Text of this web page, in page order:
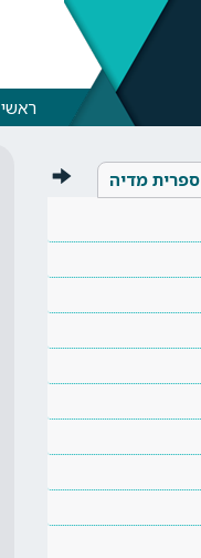
ראשי
ספרית מדיה